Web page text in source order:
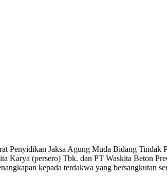
Penyidikan Jaksa Agung Muda Bidang
Karya (persero) Tbk. dan PT Waskita Beton
kepada terdakwa yang bersangkutan